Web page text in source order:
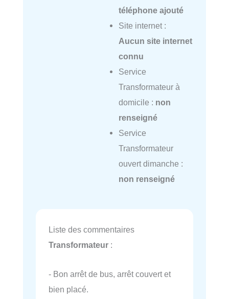
téléphone ajouté
Site internet :
Aucun site internet
connu
Service
Transformateur à
domicile : non
renseigné
Service
Transformateur
ouvert dimanche :
non renseigné
Liste des commentaires
Transformateur :
- Bon arrêt de bus, arrêt couvert et
bien placé.